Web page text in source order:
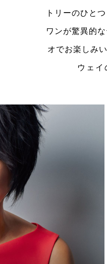
トリーのひと
ワンが驚異的
オでお楽しみ
ウェイ